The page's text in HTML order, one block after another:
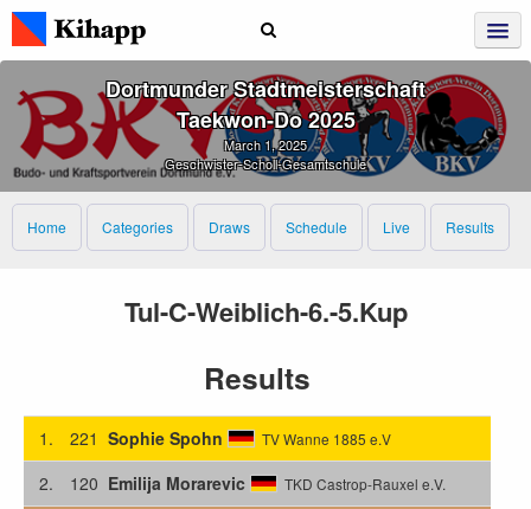
Dortmunder Stadtmeisterschaft
Taekwon‑Do 2025
March 1, 2025
Geschwister-Scholl-Gesamtschule
Home Categories Draws Schedule Live Results
Tul-C-Weiblich-6.-5.Kup
Results
1. 221 Sophie Spohn TV Wanne 1885 e.V
2. 120 Emilija Morarevic TKD Castrop-Rauxel e.V.